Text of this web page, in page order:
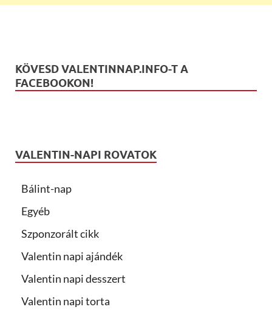
KÖVESD VALENTINNAP.INFO-T A
FACEBOOKON!
VALENTIN-NAPI ROVATOK
Bálint-nap
Egyéb
Szponzorált cikk
Valentin napi ajándék
Valentin napi desszert
Valentin napi torta